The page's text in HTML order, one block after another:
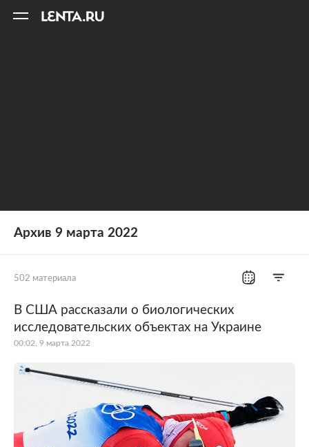
Архив 9 марта 2022
502 материала
Все рубрики Россия
Мир
Спорт
Культура Интернет и СМИ
В США рассказали о биологических
исследовательских объектах на Украине
00:02, 9 марта 2022